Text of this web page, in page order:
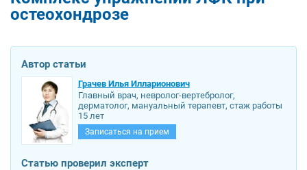
остеохондрозе
Автор статьи
Грачев Илья Илларионович
Главный врач, невролог-вертебролог,
дерматолог, мануальный терапевт, стаж работы
15 лет
Записаться на прием
Статью проверил эксперт